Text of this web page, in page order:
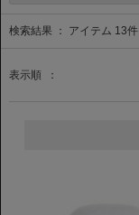
検索結果 ： アイテム 13件
表示順 ：